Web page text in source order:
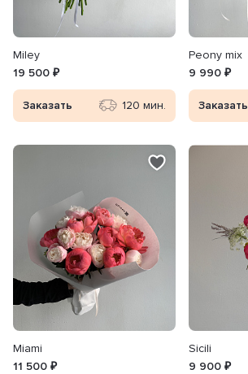
Miley
19 500 ₽
Заказать 120 мин.
Peony mix
9 990 ₽
Заказать
Miami
11 500 ₽
Sicili
9 900 ₽